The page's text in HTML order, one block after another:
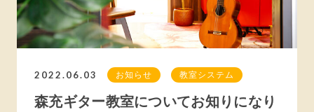
2022.06.03 お知らせ 教室システム
森充ギター教室についてお知りになり